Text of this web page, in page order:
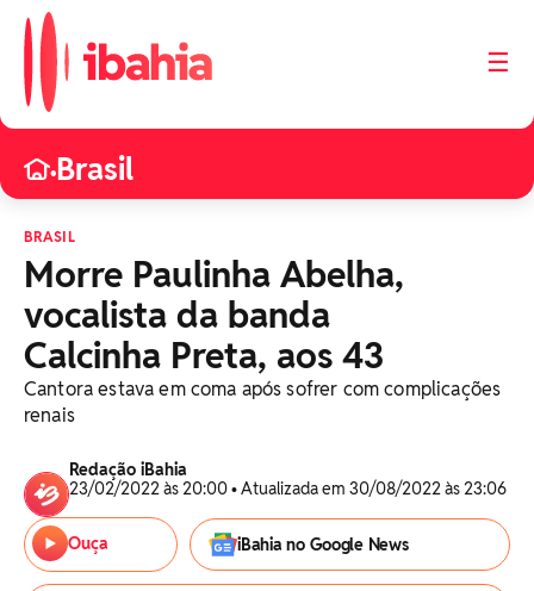
☰
•Brasil
BRASIL
Morre Paulinha Abelha,
vocalista da banda
Calcinha Preta, aos 43
Cantora estava em coma após sofrer com complicações
renais
Redação iBahia
23/02/2022 às 20:00 • Atualizada em 30/08/2022 às 23:06
Ouça iBahia no Google News